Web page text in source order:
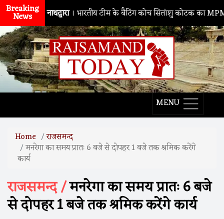
Breaking
Newsनाथद्वारा। भारतीय टीम के बैटिंग कोच सितांशु कोटक का MPMSC
MENU
Home राजसमन्द
मनरेगा का समय प्रातः 6 बजे से दोपहर 1 बजे तक श्रमिक करेंगे
कार्य
राजसमन्द /मनरेगा का समय प्रातः 6 बजे
से दोपहर 1 बजे तक श्रमिक करेंगे कार्य